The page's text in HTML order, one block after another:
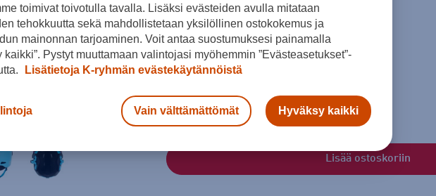
Sininen
Koko
XS
Laskettelukypärien valintaopas
Lisää ostoskoriin
toimivat toivotulla tavalla. Lisäksi evästeiden avulla mitataan
tehokkuutta sekä mahdollistetaan yksilöllinen ostokokemus ja
mainonnan tarjoaminen. Voit antaa suostumuksesi painamalla
kaikki”. Pystyt muuttamaan valintojasi myöhemmin ”Evästeasetukset”-
Lisätietoja K-ryhmän evästekäytännöistä
Vain välttämättömät Hyväksy kaikki